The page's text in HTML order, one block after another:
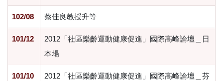
102/08 蔡佳良教授升等
101/12
2012「社區樂齡運動健康促進」國際高峰論壇＿日
本場
101/10
2012「社區樂齡運動健康促進」國際高峰論壇＿芬